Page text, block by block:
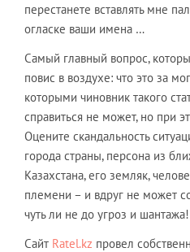
перестанете вставлять мне
огласке ваши имена …
Самый главный вопрос,
повис в воздухе: что это за
которыми чиновник такого
справиться не может, но при
Оцените скандальность
города страны, персона из
Казахстана, его земляк,
племени – и вдруг не может
чуть ли не до угроз и шантажа!
Сайт Ratel.kz провел